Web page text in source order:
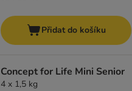
Přidat do košíku
Concept for Life Mini Senior
4 x 1,5 kg